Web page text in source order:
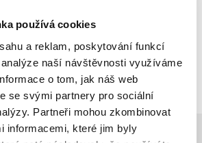
používá cookies
a reklam, poskytování funkcí
naší návštěvnosti využíváme
o tom, jak náš web
se svými partnery pro sociální
Partneři mohou zkombinovat
informacemi, které jim byly
Zobraz záznamů
1 záznamů
1 Další